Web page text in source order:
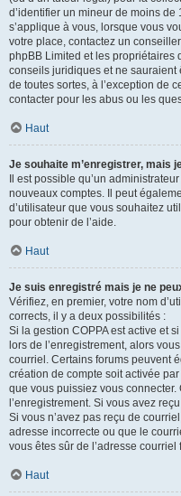
d’identifier un mineur de moins de
s’applique à vous, lorsque vous
votre place, contactez un
phpBB Limited et les propriétaires
conseils juridiques et ne
de toutes sortes, à l’exception de
contacter pour les abus ou les
Haut
Je souhaite m’enregistrer, mais
Il est possible qu’un
nouveaux comptes. Il peut
d’utilisateur que vous souhaitez
pour obtenir de l’aide.
Haut
Je suis enregistré mais je ne
Vérifiez, en premier, votre nom
corrects, il y a deux possibilités :
Si la gestion COPPA est active et
lors de l’enregistrement, alors
courriel. Certains forums peuvent
création de compte soit activée
que vous puissiez vous
l’enregistrement. Si vous avez
Si vous n’avez pas reçu de
adresse incorrecte ou que le
vous êtes sûr de l’adresse
Haut